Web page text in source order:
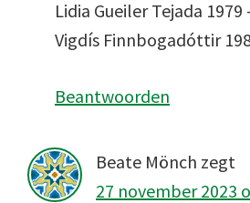
Lidia Gueiler Tejada 1979
Vigdís Finnbogadóttir
Beantwoorden
Beate Mönch zegt
27 november 2023